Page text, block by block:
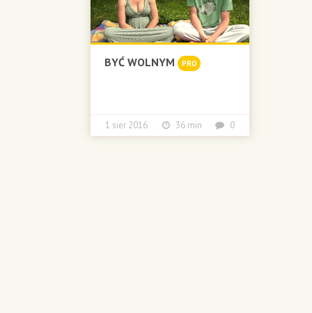
BYĆ WOLNYM PRO
1 sier 2016 36 min 0